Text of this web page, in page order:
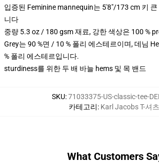
입증된 Feminine mannequin는 5'8"/173 cm 키
니다
중량 5.3 oz / 180 gsm 재료, 강한 색상은 100 %
Grey는 90 %면 / 10 % 폴리 에스테르이며, 데님
% 폴리 에스테르입니다.
sturdiness를 위한 두 배 바늘 hems 및 목 밴드
SKU:71033375-US-classic-tee-
카테고리: Karl Jacobs T-셔츠
What Customers